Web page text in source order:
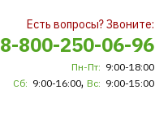
Есть вопросы? Звоните:
8-800-250-06-96
Пн-Пт: 9:00-18:00
Сб: 9:00-16:00, Вс: 9:00-15:00